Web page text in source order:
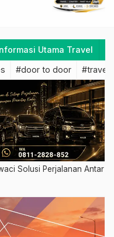
Utama Travel
#door to door #travel
Solusi Perjalanan Antar